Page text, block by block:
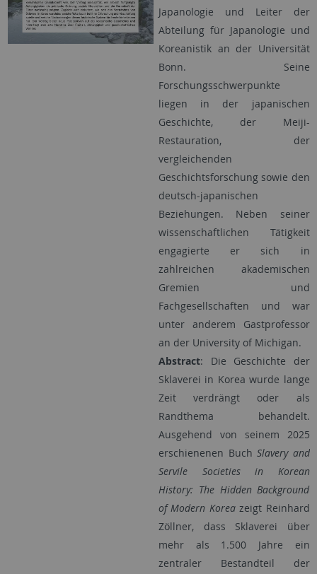
Japanologie und Leiter der
Abteilung für Japanologie und
Koreanistik an der Universität
Bonn. Seine
Forschungsschwerpunkte
liegen in der japanischen
Geschichte, der Meiji-
Restauration, der
vergleichenden
Geschichtsforschung sowie den
deutsch-japanischen
Beziehungen. Neben seiner
wissenschaftlichen Tätigkeit
engagierte er sich in
zahlreichen akademischen
Gremien und
Fachgesellschaften und war
unter anderem Gastprofessor
an der University of Michigan.
Abstract: Die Geschichte der
Sklaverei in Korea wurde lange
Zeit verdrängt oder als
Randthema behandelt.
Ausgehend von seinem 2025
erschienenen Buch Slavery and
Servile Societies in Korean
History: The Hidden Background
of Modern Koreazeigt Reinhard
Zöllner, dass Sklaverei über
mehr als 1.500 Jahre ein
zentraler Bestandteil der